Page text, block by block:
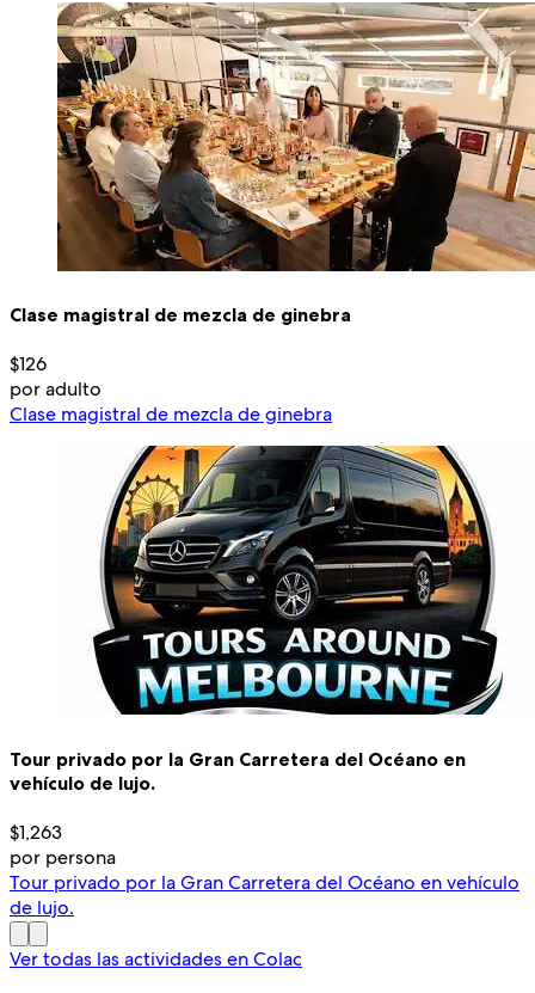
Clase magistral de mezcla de ginebra
$126
por adulto
Clase magistral de mezcla de ginebra
Tour privado por la Gran Carretera del Océano en
vehículo de lujo.
$1,263
por persona
Tour privado por la Gran Carretera del Océano en vehículo
de lujo.
Ver todas las actividades en Colac